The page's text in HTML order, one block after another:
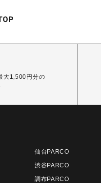
大1,500円分の
仙台PARCO
渋谷PARCO
調布PARCO